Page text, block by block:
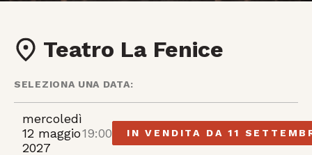
Teatro La Fenice
SELEZIONA UNA DATA:
mercoledì
12 maggio
2027
19:00 IN VENDITA DA 11